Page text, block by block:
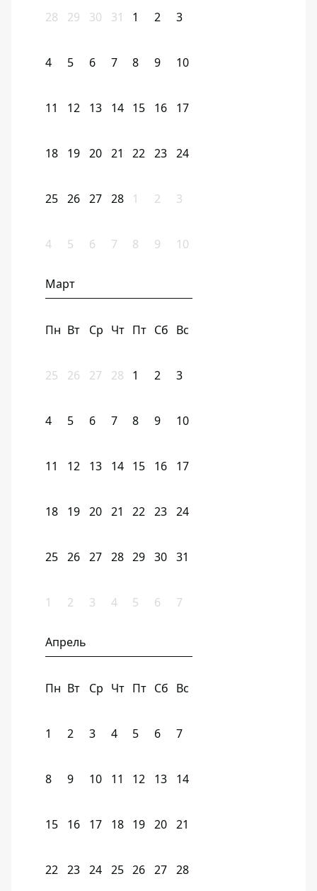
28 29 30 31 1 2 3
4 5 6 7 8 9 10
11 12 13 14 15 16 17
18 19 20 21 22 23 24
25 26 27 28 1 2 3
4 5 6 7 8 9 10
Март
Пн Вт Ср Чт Пт Сб Вс
25 26 27 28 1 2 3
4 5 6 7 8 9 10
11 12 13 14 15 16 17
18 19 20 21 22 23 24
25 26 27 28 29 30 31
1 2 3 4 5 6 7
Апрель
Пн Вт Ср Чт Пт Сб Вс
1 2 3 4 5 6 7
8 9 10 11 12 13 14
15 16 17 18 19 20 21
22 23 24 25 26 27 28